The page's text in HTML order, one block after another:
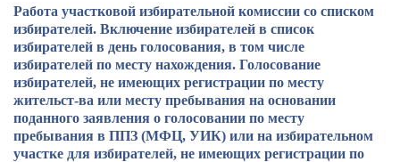
Работа участковой избирательной комиссии со списком
избирателей. Включение избирателей в список
избирателей в день голосования, в том числе
избирателей по месту нахождения. Голосование
избирателей, не имеющих регистрации по месту
жительст-ва или месту пребывания на основании
поданного заявления о голосовании по месту
пребывания в ППЗ (МФЦ, УИК) или на избирательном
участке для избирателей, не имеющих регистрации по